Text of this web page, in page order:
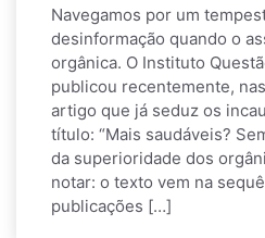
Navegamos por um
desinformação quando o
orgânica. O Instituto
publicou recentemente,
artigo que já seduz os
título: “Mais saudáveis?
da superioridade dos
notar: o texto vem na
publicações […]